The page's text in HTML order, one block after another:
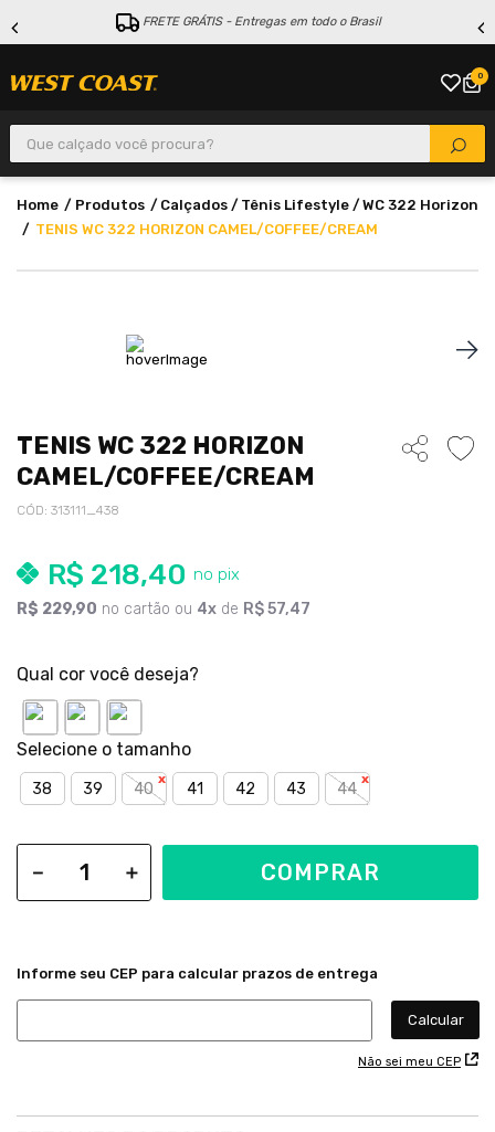
FRETE GRÁTIS - Entregas em todo o Brasil
0
Que calçado você procura?
Produtos Calçados Tênis Lifestyle
WC 322 Horizon
TENIS WC 322 HORIZON CAMEL/COFFEE/CREAM
TENIS WC 322 HORIZON
CAMEL/COFFEE/CREAM
CÓD: 313111_438
R$ 218,40
R$ 229,90 no cartão ou 4 de R$57,47
Qual cor você deseja?
38 39 40 41 42 43 44
＋
－ COMPRAR
Não sei meu CEP